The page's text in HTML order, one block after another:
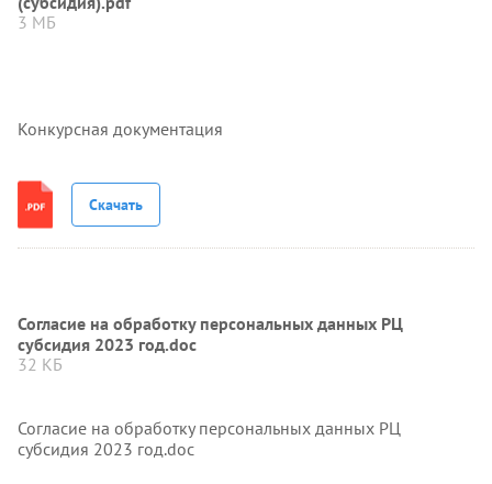
3 МБ
Конкурсная документация
Скачать
Согласие на обработку персональных данных РЦ
субсидия 2023 год.doc
32 КБ
Согласие на обработку персональных данных РЦ
субсидия 2023 год.doc